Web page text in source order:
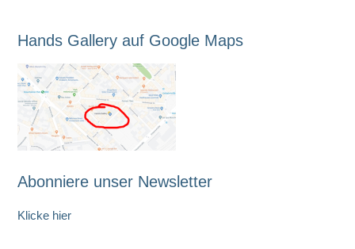
Hands Gallery auf Google Maps
Abonniere unser Newsletter
Klicke hier